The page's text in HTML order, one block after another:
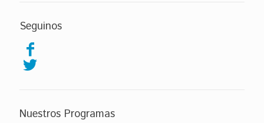
Seguinos
Nuestros Programas